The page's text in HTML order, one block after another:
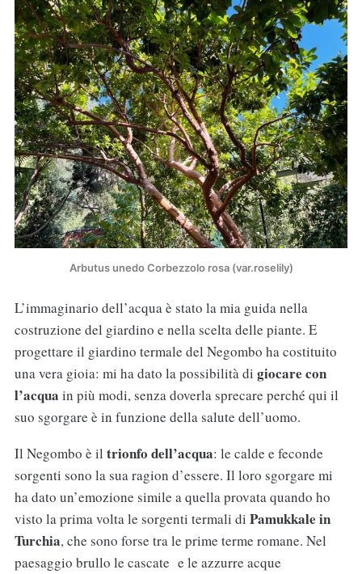
Arbutus unedo Corbezzolo rosa (var.roselily)
L’immaginario dell’acqua è stato la mia guida nella
costruzione del giardino e nella scelta delle piante. E
progettare il giardino termale del Negombo ha costituito
una vera gioia: mi ha dato la possibilità di giocare con
l’acqua in più modi, senza doverla sprecare perché qui il
suo sgorgare è in funzione della salute dell’uomo.
Il Negombo è il trionfo dell’acqua: le calde e feconde
sorgenti sono la sua ragion d’essere. Il loro sgorgare mi
ha dato un’emozione simile a quella provata quando ho
visto la prima volta le sorgenti termali di Pamukkale in
Turchia, che sono forse tra le prime terme romane. Nel
paesaggio brullo le cascate e le azzurre acque